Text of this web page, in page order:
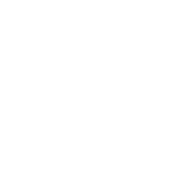
von € 104,99 auf €